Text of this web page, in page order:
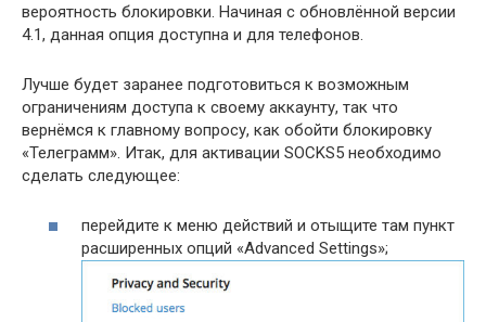
вероятность блокировки. Начиная с обновлённой версии
4.1, данная опция доступна и для телефонов.
Лучше будет заранее подготовиться к возможным
ограничениям доступа к своему аккаунту, так что
вернёмся к главному вопросу, как обойти блокировку
«Телеграмм». Итак, для активации SOCKS5 необходимо
сделать следующее:
перейдите к меню действий и отыщите там пункт
расширенных опций «Advanced Settings»;